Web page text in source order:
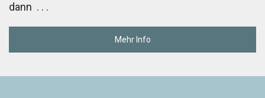
dann . . .
Mehr Info